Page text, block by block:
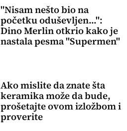
"Nisam nešto bio na
početku oduševljen...":
Dino Merlin otkrio kako je
nastala pesma "Supermen"
Ako mislite da znate šta
keramika može da bude,
prošetajte ovom izložbom i
proverite